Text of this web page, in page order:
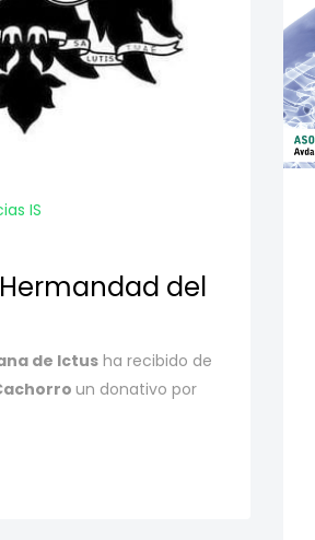
IS
del
de Ictusha recibido de
un donativo por